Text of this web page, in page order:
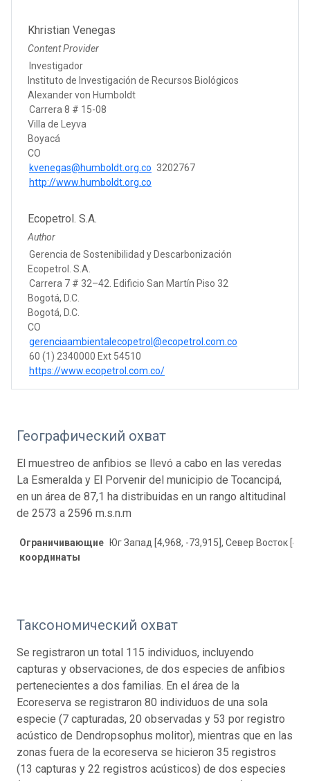
Khristian Venegas
Content Provider
Investigador
Instituto de Investigación de Recursos Biológicos
Alexander von Humboldt
Carrera 8 # 15-08
Villa de Leyva
Boyacá
CO
kvenegas@humboldt.org.co 3202767
http://www.humboldt.org.co
Ecopetrol. S.A.
Author
Gerencia de Sostenibilidad y Descarbonización
Ecopetrol. S.A.
Carrera 7 # 32–42. Edificio San Martín Piso 32
Bogotá, D.C.
Bogotá, D.C.
CO
gerenciaambientalecopetrol@ecopetrol.com.co
60 (1) 2340000 Ext 54510
https://www.ecopetrol.com.co/
Географический охват
El muestreo de anfibios se llevó a cabo en las veredas
La Esmeralda y El Porvenir del municipio de Tocancipá,
en un área de 87,1 ha distribuidas en un rango altitudinal
de 2573 a 2596 m.s.n.m
Ограничивающие
координаты
Юг Запад [4,968, -73,915], Север Восток
Таксономический охват
Se registraron un total 115 individuos, incluyendo
capturas y observaciones, de dos especies de anfibios
pertenecientes a dos familias. En el área de la
Ecoreserva se registraron 80 individuos de una sola
especie (7 capturadas, 20 observadas y 53 por registro
acústico de Dendropsophus molitor), mientras que en las
zonas fuera de la ecoreserva se hicieron 35 registros
(13 capturas y 22 registros acústicos) de dos especies